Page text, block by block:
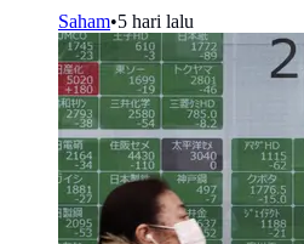
Saham•5 hari lalu